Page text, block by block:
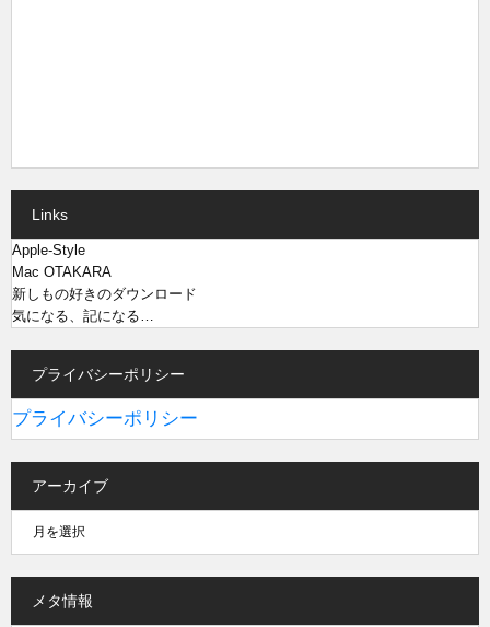
Links
Apple-Style
Mac OTAKARA
新しもの好きのダウンロード
気になる、記になる…
プライバシーポリシー
プライバシーポリシー
アーカイブ
メタ情報